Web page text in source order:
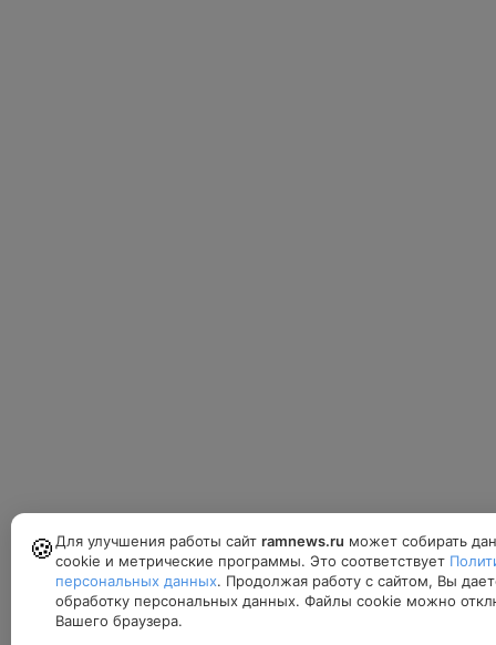
🍪 Для улучшения работы сайт ramnews.ru может собирать
cookie и метрические программы. Это соответствует
персональных данных. Продолжая работу с сайтом, Вы
обработку персональных данных. Файлы cookie можно
Вашего браузера.